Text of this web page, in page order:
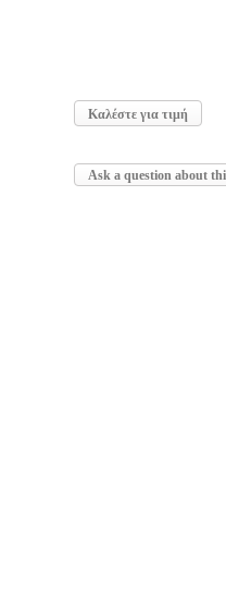
Καλέστε για τιμή
Ask a question about